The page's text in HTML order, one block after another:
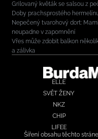
Grilovaný květák se salsou z
Doby prachsprostého
Nepečený tvarohový dort:
neupadne v zapomnění
Vřes může zdobit balkon
a zálivka
ELLE
SVĚT ŽENY
NKZ
CHIP
LIFEE
Šíření obsahu těchto